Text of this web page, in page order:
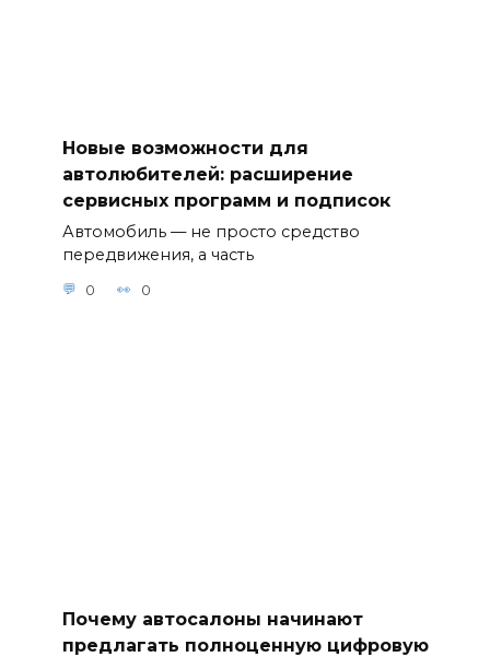
Новые возможности для
автолюбителей: расширение
сервисных программ и подписок
Автомобиль — не просто средство
передвижения, а часть
0 0
Почему автосалоны начинают
предлагать полноценную цифровую